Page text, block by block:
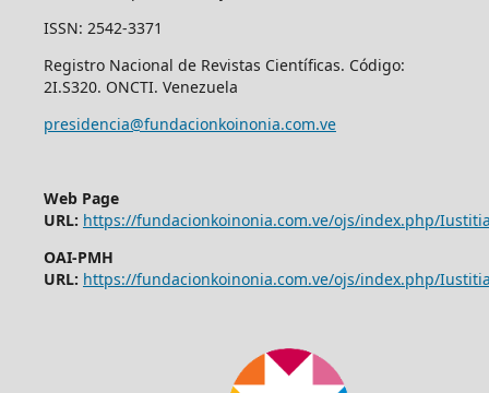
ISSN: 2542-3371
Registro Nacional de Revistas Científicas. Código:
2I.S320. ONCTI. Venezuela
presidencia@fundacionkoinonia.com.ve
Web Page
URL: https://fundacionkoinonia.com.ve/ojs/index.php/
OAI-PMH
URL: https://fundacionkoinonia.com.ve/ojs/index.php/